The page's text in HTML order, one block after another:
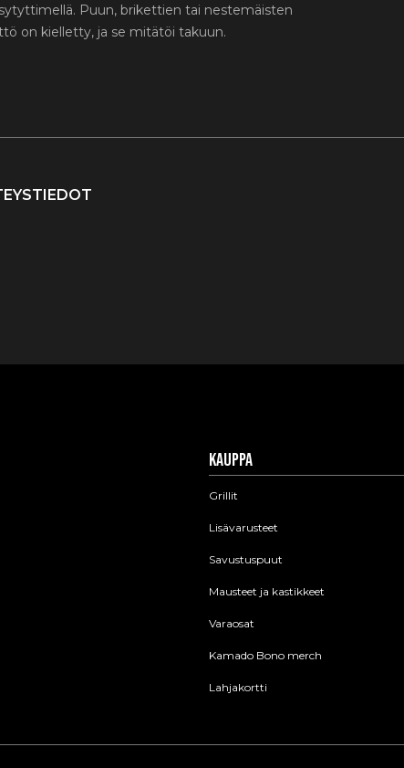
Puun, brikettien tai nestemäisten
on kielletty, ja se mitätöi takuun.
Kauppa
Grillit
Lisävarusteet
Savustuspuut
Mausteet ja kastikkeet
Varaosat
Kamado Bono merch
Lahjakortti